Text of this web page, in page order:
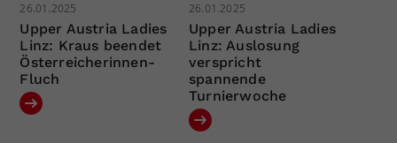
26.01.2025
Upper Austria Ladies
Linz: Kraus beendet
Österreicherinnen-
Fluch
26.01.2025
Upper Austria Ladies
Linz: Auslosung
verspricht
spannende
Turnierwoche